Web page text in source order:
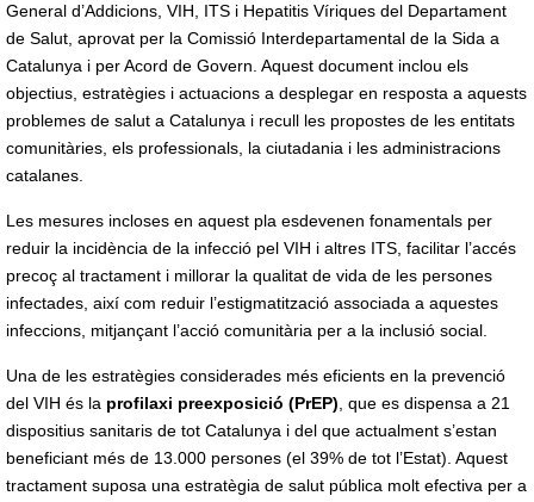
General d’Addicions, VIH, ITS i Hepatitis Víriques del Departament
de Salut, aprovat per la Comissió Interdepartamental de la Sida a
Catalunya i per Acord de Govern. Aquest document inclou els
objectius, estratègies i actuacions a desplegar en resposta a aquests
problemes de salut a Catalunya i recull les propostes de les entitats
comunitàries, els professionals, la ciutadania i les administracions
catalanes.
Les mesures incloses en aquest pla esdevenen fonamentals per
reduir la incidència de la infecció pel VIH i altres ITS, facilitar l’accés
precoç al tractament i millorar la qualitat de vida de les persones
infectades, així com reduir l’estigmatització associada a aquestes
infeccions, mitjançant l’acció comunitària per a la inclusió social.
Una de les estratègies considerades més eficients en la prevenció
del VIH és la profilaxi preexposició (PrEP), que es dispensa a 21
dispositius sanitaris de tot Catalunya i del que actualment s’estan
beneficiant més de 13.000 persones (el 39% de tot l’Estat). Aquest
tractament suposa una estratègia de salut pública molt efectiva per a